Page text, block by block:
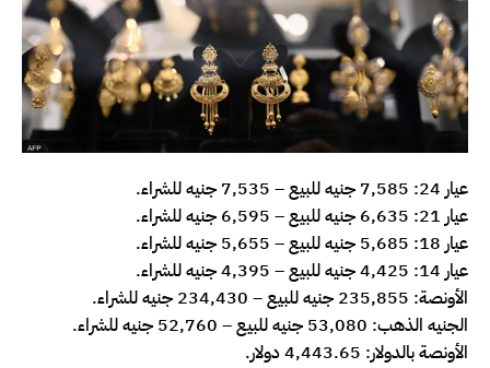
عيار 24: 7,585 جنيه للبيع – 7,535 جنيه للشراء.
عيار 21: 6,635 جنيه للبيع – 6,595 جنيه للشراء.
عيار 18: 5,685 جنيه للبيع – 5,655 جنيه للشراء.
عيار 14: 4,425 جنيه للبيع – 4,395 جنيه للشراء.
الأونصة: 235,855 جنيه للبيع – 234,430 جنيه للشراء.
الجنيه الذهب: 53,080 جنيه للبيع – 52,760 جنيه للشراء.
الأونصة بالدولار: 4,443.65 دولار.